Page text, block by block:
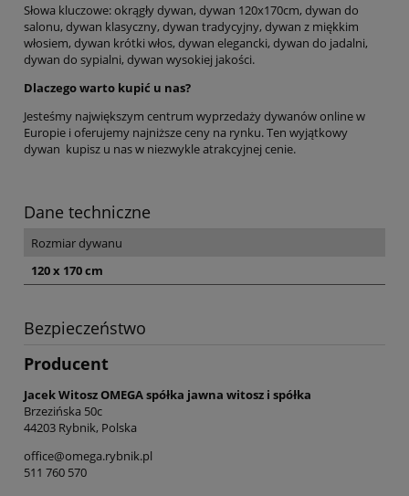
Słowa kluczowe: okrągły dywan, dywan 120x170cm, dywan do
salonu, dywan klasyczny, dywan tradycyjny, dywan z miękkim
włosiem, dywan krótki włos, dywan elegancki, dywan do jadalni,
dywan do sypialni, dywan wysokiej jakości.
Dlaczego warto kupić u nas?
Jesteśmy największym centrum wyprzedaży dywanów online w
Europie i oferujemy najniższe ceny na rynku. Ten wyjątkowy
dywan kupisz u nas w niezwykle atrakcyjnej cenie.
Dane techniczne
Rozmiar dywanu
120 x 170 cm
Bezpieczeństwo
Producent
Jacek Witosz OMEGA spółka jawna witosz i spółka
Brzezińska 50c
44203 Rybnik, Polska
office@omega.rybnik.pl
511 760 570